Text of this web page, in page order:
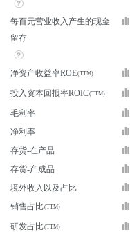
每百元营业收入产生的现金
留存
净资产收益率ROE
投入资本回报率ROIC
毛利率
净利率
存货-在产品
存货-产成品
境外收入以及占比
销售占比
研发占比